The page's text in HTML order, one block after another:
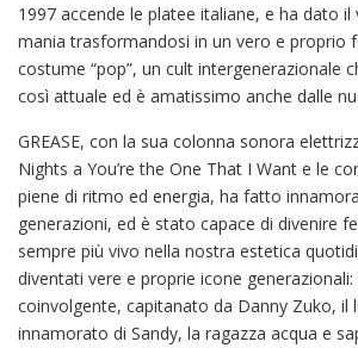
1997 accende le platee italiane, e ha dato il
mania trasformandosi in un vero e proprio
costume “pop”, un cult intergenerazionale
così attuale ed è amatissimo anche dalle
GREASE, con la sua colonna sonora
Nights a You’re the One That I Want e le
piene di ritmo ed energia, ha fatto
generazioni, ed è stato capace di divenire
sempre più vivo nella nostra estetica
diventati vere e proprie icone
coinvolgente, capitanato da Danny Zuko, il
innamorato di Sandy, la ragazza acqua e